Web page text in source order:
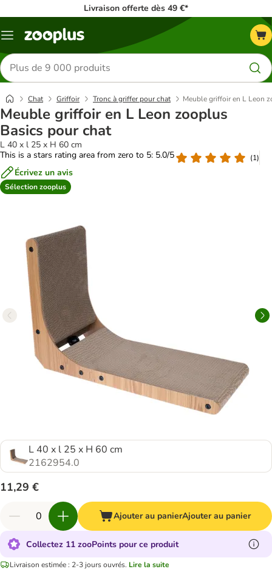
Livraison offerte dès 49 €*
Menu
Rechercher
des
produits
Chat Griffoir Tronc à griffer pour chat Meuble griffoir en L Leon
Meuble griffoir en L Leon zooplus
Basics pour chat
L 40 x l 25 x H 60 cm
This is a stars rating area from zero to 5: 5.0/5
(1)
Écrivez un avis
Sélection zooplus
L 40 x l 25 x H 60 cm
2162954.0
11,29 €
Ajouter au panierAjouter au panier
Collectez 11 zooPoints pour ce produit
Livraison estimée : 2-3 jours ouvrés. Lire la suite